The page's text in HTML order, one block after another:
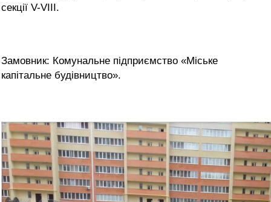
секції V-VIII.
Замовник: Комунальне підприємство «Міське
капітальне будівництво».